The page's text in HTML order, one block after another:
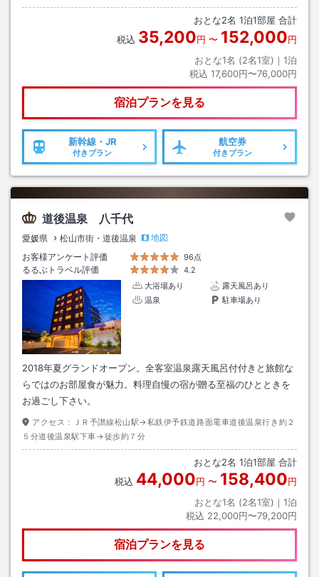
おとな2名 1泊1部屋 合計
税込 35,200円 〜 152,000円
おとな1名 (2名1室)｜ 1泊
税込 17,600円〜76,000円
宿泊プランを見る
新幹線・JR
付きプラン
航空券
付きプラン
道後温泉 八千代
愛媛県 松山市街・道後温泉
地図
お客様アンケート評価
96点
るるぶトラベル評価
4.2
大浴場あり
露天風呂あり
温泉
駐車場あり
2018年夏グランドオープン。全客室温泉露天風呂付付きと旅館な
らではのお部屋食が魅力。料理自慢の宿が贈る至福のひとときを
お過ごし下さい。
アクセス：
ＪＲ予讃線松山駅→私鉄伊予鉄道路面電車道後温泉行き約２
５分道後温泉駅下車→徒歩約７分
おとな2名 1泊1部屋 合計
税込 44,000円 〜 158,400円
おとな1名 (2名1室)｜ 1泊
税込 22,000円〜79,200円
宿泊プランを見る